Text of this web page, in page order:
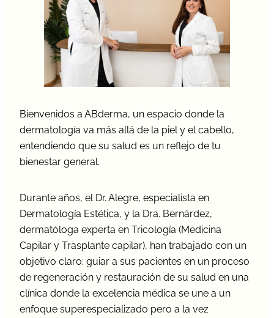
Bienvenidos a ABderma, un espacio donde la
dermatología va más allá de la piel y el cabello,
entendiendo que su salud es un reflejo de tu
bienestar general.
Durante años, el Dr. Alegre, especialista en
Dermatología Estética, y la Dra. Bernárdez,
dermatóloga experta en Tricología (Medicina
Capilar y Trasplante capilar), han trabajado con un
objetivo claro: guiar a sus pacientes en un proceso
de regeneración y restauración de su salud en una
clínica donde la excelencia médica se une a un
enfoque superespecializado pero a la vez